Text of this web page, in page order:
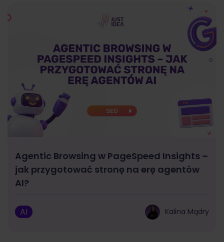
Agentic Browsing w PageSpeed Insights –
jak przygotować stronę na erę agentów
AI?
AI Kalina Mądry